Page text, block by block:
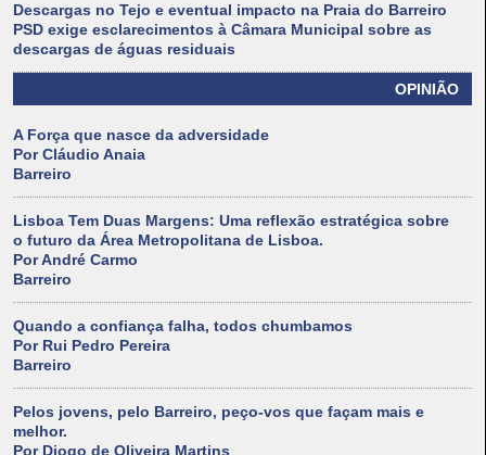
Descargas no Tejo e eventual impacto na Praia do Barreiro
PSD exige esclarecimentos à Câmara Municipal sobre as
descargas de águas residuais
OPINIÃO
A Força que nasce da adversidade
Por Cláudio Anaia
Barreiro
Lisboa Tem Duas Margens: Uma reflexão estratégica sobre
o futuro da Área Metropolitana de Lisboa.
Por André Carmo
Barreiro
Quando a confiança falha, todos chumbamos
Por Rui Pedro Pereira
Barreiro
Pelos jovens, pelo Barreiro, peço-vos que façam mais e
melhor.
Por Diogo de Oliveira Martins